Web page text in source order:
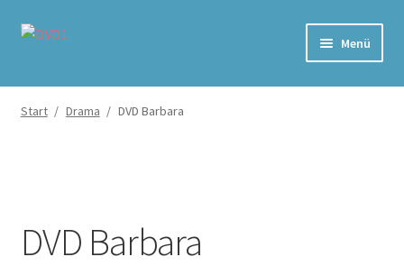
Zur
Zum
Menü
Home
Start / Drama / DVD Barbara
DVD Barbara